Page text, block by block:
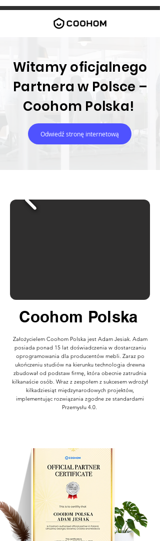
Witamy oficjalnego
Partnera w Polsce –
Coohom Polska!
Odwiedź stronę internetową
Coohom Polska
Założycielem Coohom Polska jest Adam Jesiak. Adam
posiada ponad 15 lat doświadczenia w dostarczaniu
oprogramowania dla producentów mebli. Zaraz po
ukończeniu studiów na kierunku technologia drewna
zbudował od podstaw firmę, która obecnie zatrudnia
kilkanaście osób. Wraz z zespołem z sukcesem wdrożył
kilkadziesiąt międzynarodowych projektów,
implementując rozwiązania zgodne ze standardami
Przemysłu 4.0.